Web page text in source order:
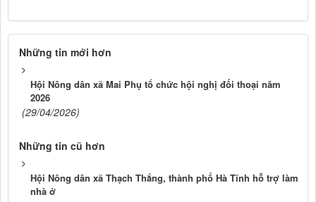
Những tin mới hơn
Hội Nông dân xã Mai Phụ tổ chức hội nghị đối thoại năm
2026
(29/04/2026)
Những tin cũ hơn
Hội Nông dân xã Thạch Thắng, thành phố Hà Tĩnh hỗ trợ làm
nhà ở